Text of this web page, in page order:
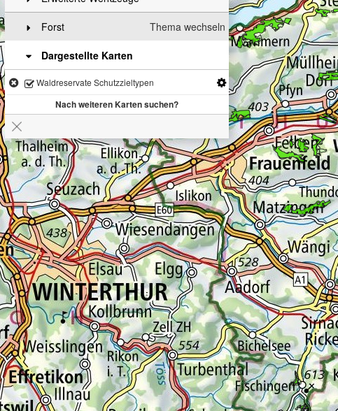
Thema wechseln
Forst
Dargestellte Karten
Waldreservate Schutzzieltypen
Nach weiteren Karten suchen?